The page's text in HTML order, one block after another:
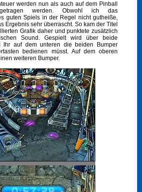
werden nun als auch auf dem Pinball
werden. Obwohl ich das
guten Spiels in der Regel nicht gutheiße,
Ergebnis sehr überrascht. So kam der Titel
Grafik daher und punktete zusätzlich
Sound. Gespielt wird über beide
Ihr auf dem unteren die beiden Bumper
bedienen müsst. Auf dem oberen
weiteren Bumper.